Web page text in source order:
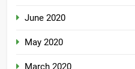
June 2020
May 2020
March 2020